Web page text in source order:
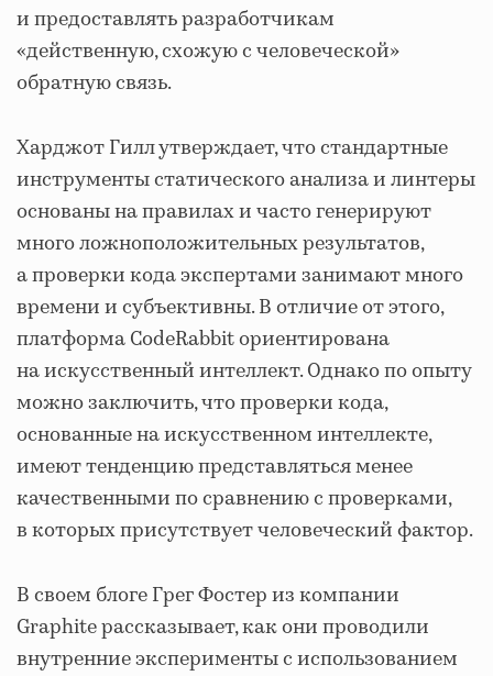
и предоставлять разработчикам
«действенную, схожую с человеческой»
обратную связь.
Харджот Гилл утверждает, что стандартные
инструменты статического анализа и линтеры
основаны на правилах и часто генерируют
много ложноположительных результатов,
а проверки кода экспертами занимают много
времени и субъективны. В отличие от этого,
платформа CodeRabbit ориентирована
на искусственный интеллект. Однако по опыту
можно заключить, что проверки кода,
основанные на искусственном интеллекте,
имеют тенденцию представляться менее
качественными по сравнению с проверками,
в которых присутствует человеческий фактор.
В своем блоге Грег Фостер из компании
Graphite рассказывает, как они проводили
внутренние эксперименты с использованием